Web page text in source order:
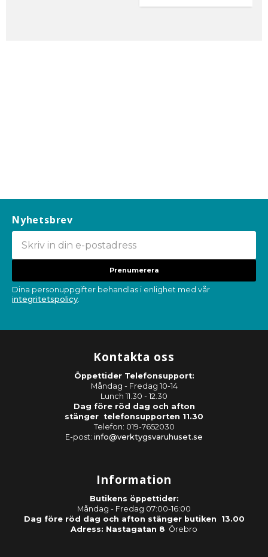
Nyhetsbrev
Prenumerera
Dina personuppgifter behandlas i enlighet med vår
integritetspolicy.
Kontakta oss
Öppettider Telefonsupport:
Måndag - Fredag 10-14
Lunch 11.30 - 12.30
Dag före röd dag och afton
stänger telefonsupporten 11.30
Telefon: 019-7652030
E-post: info@verktygsvaruhuset.se
Information
Butikens öppettider:
Måndag - Fredag 07:00-16:00
Dag före röd dag och afton stänger butiken 13.00
Adress: Nastagatan 8 Örebro